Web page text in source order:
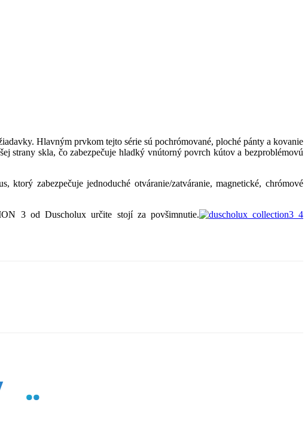
Hlavným prvkom tejto série sú pochrómované, ploché pánty a kovanie
strany skla, čo zabezpečuje hladký vnútorný povrch kútov a bezproblémovú
zabezpečuje jednoduché otváranie/zatváranie, magnetické, chrómové
3 od Duscholux určite stojí za povšimnutie.
..